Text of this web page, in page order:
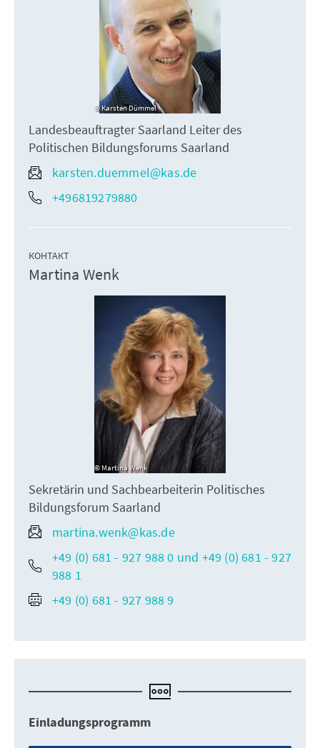
Karsten Dümmel
Landesbeauftragter Saarland Leiter des
Politischen Bildungsforums Saarland
karsten.duemmel@kas.de
+496819279880
КОНТАКТ
Martina Wenk
Martina Wenk
Sekretärin und Sachbearbeiterin Politisches
Bildungsforum Saarland
martina.wenk@kas.de
+49 (0) 681 - 927 988 0 und +49 (0) 681 - 927
988 1
+49 (0) 681 - 927 988 9
Einladungsprogramm